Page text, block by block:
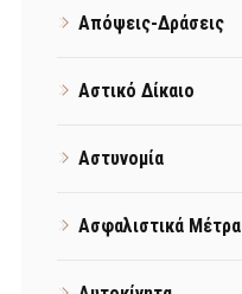
Απόψεις-Δράσεις
Αστικό Δίκαιο
Αστυνομία
Ασφαλιστικά Μέτρα